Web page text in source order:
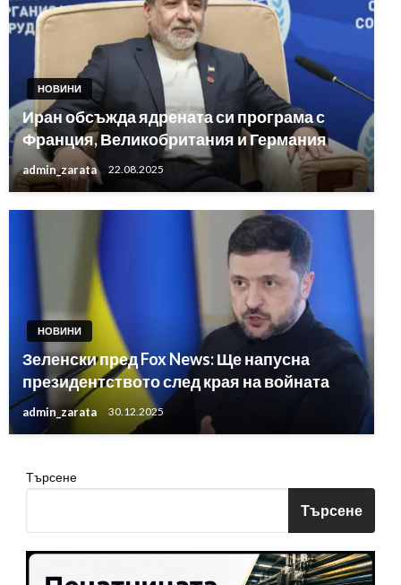
НОВИНИ
Иран обсъжда ядрената си програма с
Франция, Великобритания и Германия
admin_zarata 22.08.2025
НОВИНИ
Зеленски пред Fox News: Ще напусна
президентството след края на войната
admin_zarata 30.12.2025
Търсене
Търсене